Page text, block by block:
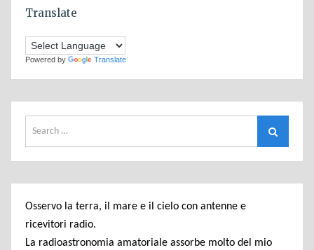
Translate
Powered by Translate
for:
Search
Osservo la terra, il mare e il cielo con antenne e
ricevitori radio.
La radioastronomia amatoriale assorbe molto del mio